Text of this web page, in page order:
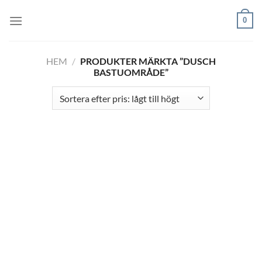
0
HEM / PRODUKTER MÄRKTA ”DUSCH
BASTUOMRÅDE”